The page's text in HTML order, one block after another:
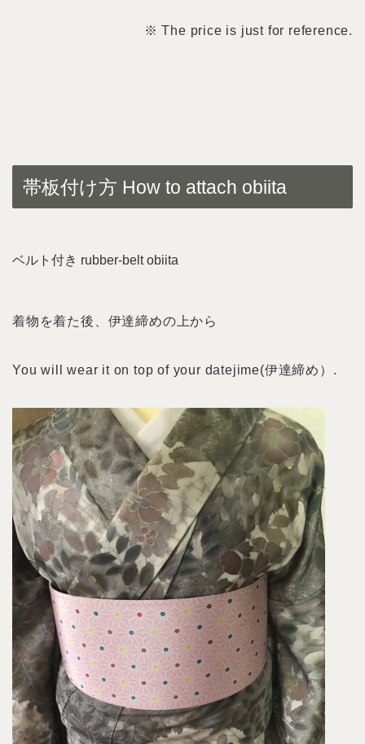
※ The price is just for reference.
帯板付け方 How to attach obiita
ベルト付き rubber-belt obiita
着物を着た後、伊達締めの上から
You will wear it on top of your datejime(伊達締め）.